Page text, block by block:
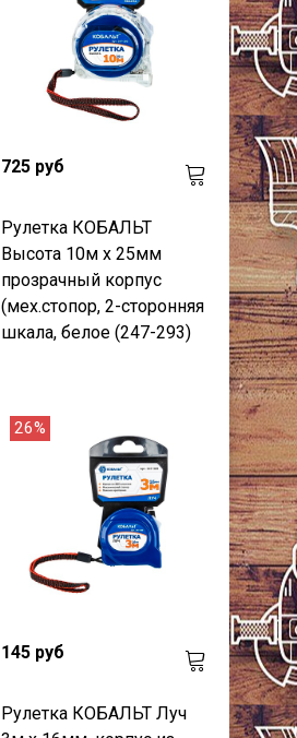
725 руб
Рулетка КОБАЛЬТ
Высота 10м x 25мм
прозрачный корпус
(мех.стопор, 2-сторонняя
шкала, белое (247-293)
26%
145 руб
Рулетка КОБАЛЬТ Луч